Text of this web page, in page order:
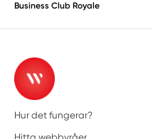
Business Club Royale
Hur det fungerar?